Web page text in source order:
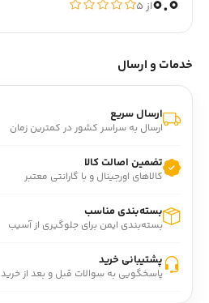
0.0از ۵
خدمات و ارسال
ارسال سریع
ارسال به سراسر کشور در کمترین زمان
تضمین اصالت کالا
کالاهای اورجینال و با گارانتی معتبر
بسته‌بندی مناسب
بسته‌بندی ایمن برای جلوگیری از آسیب
پشتیبانی خرید
پاسخگویی به سوالات قبل و بعد از خرید